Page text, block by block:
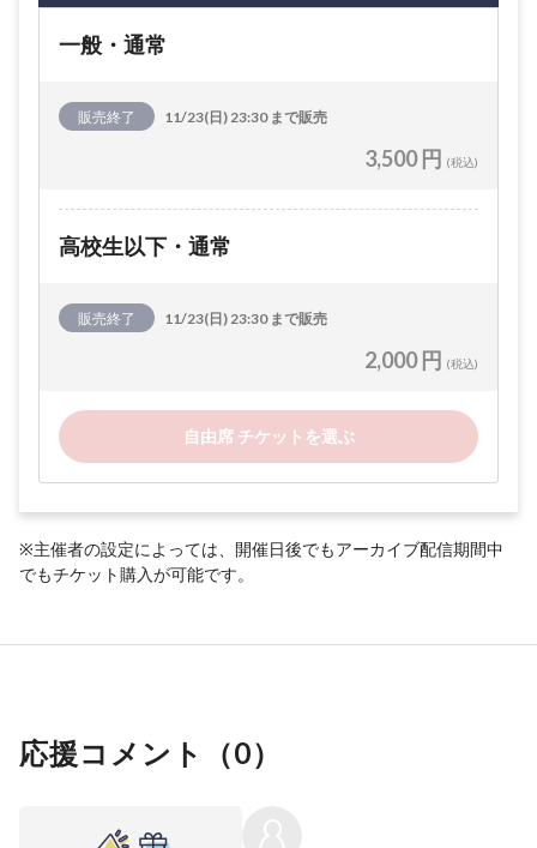
一般・通常
販売終了 11/23(日) 23:30 まで販売
3,500 円 (税込)
高校生以下・通常
販売終了 11/23(日) 23:30 まで販売
2,000 円 (税込)
自由席 チケットを選ぶ
※主催者の設定によっては、開催日後でもアーカイブ配信期間中
でもチケット購入が可能です。
応援コメント（0）